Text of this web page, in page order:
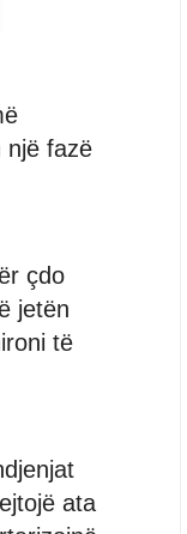
një fazë
çdo
jetën
të
ata